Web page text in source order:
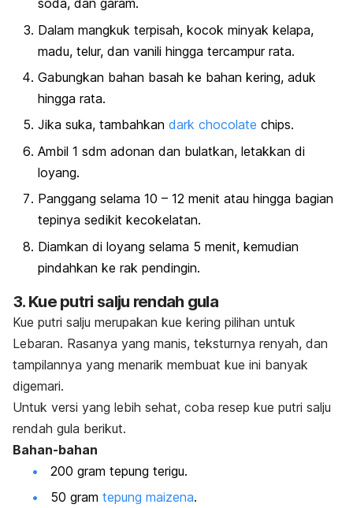
soda, dan garam.
Dalam mangkuk terpisah, kocok minyak kelapa,
madu, telur, dan vanili hingga tercampur rata.
Gabungkan bahan basah ke bahan kering, aduk
hingga rata.
Jika suka, tambahkan dark chocolate chips.
Ambil 1 sdm adonan dan bulatkan, letakkan di
loyang.
Panggang selama 10 – 12 menit atau hingga bagian
tepinya sedikit kecokelatan.
Diamkan di loyang selama 5 menit, kemudian
pindahkan ke rak pendingin.
3. Kue putri salju rendah gula
Kue putri salju merupakan kue kering pilihan untuk
Lebaran. Rasanya yang manis, teksturnya renyah, dan
tampilannya yang menarik membuat kue ini banyak
digemari.
Untuk versi yang lebih sehat, coba resep kue putri salju
rendah gula berikut.
Bahan-bahan
200 gram tepung terigu.
50 gram tepung maizena.